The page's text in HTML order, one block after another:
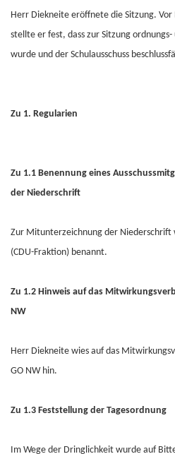
Herr Diekneite eröffnete die Sitzung.
stellte er fest, dass zur Sitzung
wurde und der Schulausschuss
Zu 1. Regularien
Zu 1.1 Benennung eines
der Niederschrift
Zur Mitunterzeichnung der Niederschrift
(CDU-Fraktion) benannt.
Zu 1.2 Hinweis auf das
NW
Herr Diekneite wies auf das
GO NW hin.
Zu 1.3 Feststellung der Tagesordnung
Im Wege der Dringlichkeit wurde auf